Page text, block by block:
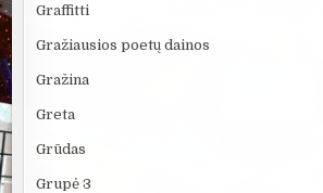
Graffitti
Gražiausios poetų dainos
Gražina
Greta
Grūdas
Grupė 3